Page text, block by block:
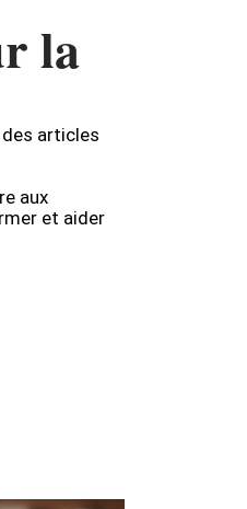
la
articles
aux
et aider